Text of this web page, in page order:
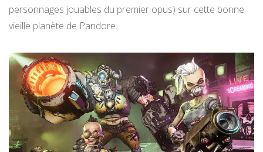
personnages jouables du premier opus) sur cette bonne
vieille planète de Pandore.